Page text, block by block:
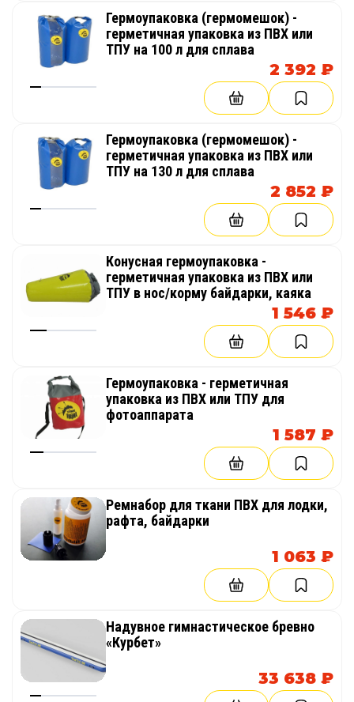
Гермоупаковка (гермомешок) -
герметичная упаковка из ПВХ или
ТПУ на 100 л для сплава
2 392 ₽
Гермоупаковка (гермомешок) -
герметичная упаковка из ПВХ или
ТПУ на 130 л для сплава
2 852 ₽
Конусная гермоупаковка -
герметичная упаковка из ПВХ или
ТПУ в нос/корму байдарки, каяка
1 546 ₽
Гермоупаковка - герметичная
упаковка из ПВХ или ТПУ для
фотоаппарата
1 587 ₽
Ремнабор для ткани ПВХ для лодки,
рафта, байдарки
1 063 ₽
Надувное гимнастическое бревно
«Курбет»
33 638 ₽